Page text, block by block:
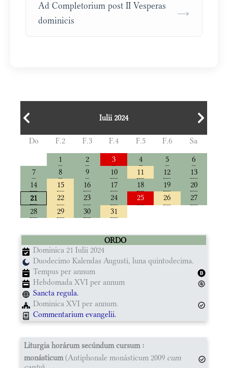
Ad Completorium post II Vesperas
dominicis
→
Iulii 2024
Do F.2 F.3 F.4 F.5 F.6
Sa
1
2 3 4 5
6
7
8 9 10 11 12
13
14
15 16 17 18 19
20
21
22 23 24 25 26
27
28
29 30 31
ORDO
Dominica 21 Iulii 2024
Duodecimo Kalendas Augusti, luna quintodecima.
Tempus per annum
Hebdomada XVI per annum
Sancta regula.
Dominica XVI per annum.
Commentarium evangelii.
Liturgia horárum secúndum cursum :
monásticum(Antiphonale monásticum 2009 cum